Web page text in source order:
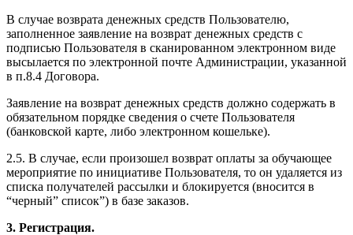
В случае возврата денежных средств Пользователю,
заполненное заявление на возврат денежных средств с
подписью Пользователя в сканированном электронном виде
высылается по электронной почте Администрации, указанной
в п.8.4 Договора.
Заявление на возврат денежных средств должно содержать в
обязательном порядке сведения о счете Пользователя
(банковской карте, либо электронном кошельке).
2.5. В случае, если произошел возврат оплаты за обучающее
мероприятие по инициативе Пользователя, то он удаляется из
списка получателей рассылки и блокируется (вносится в
“черный” список”) в базе заказов.
3. Регистрация.